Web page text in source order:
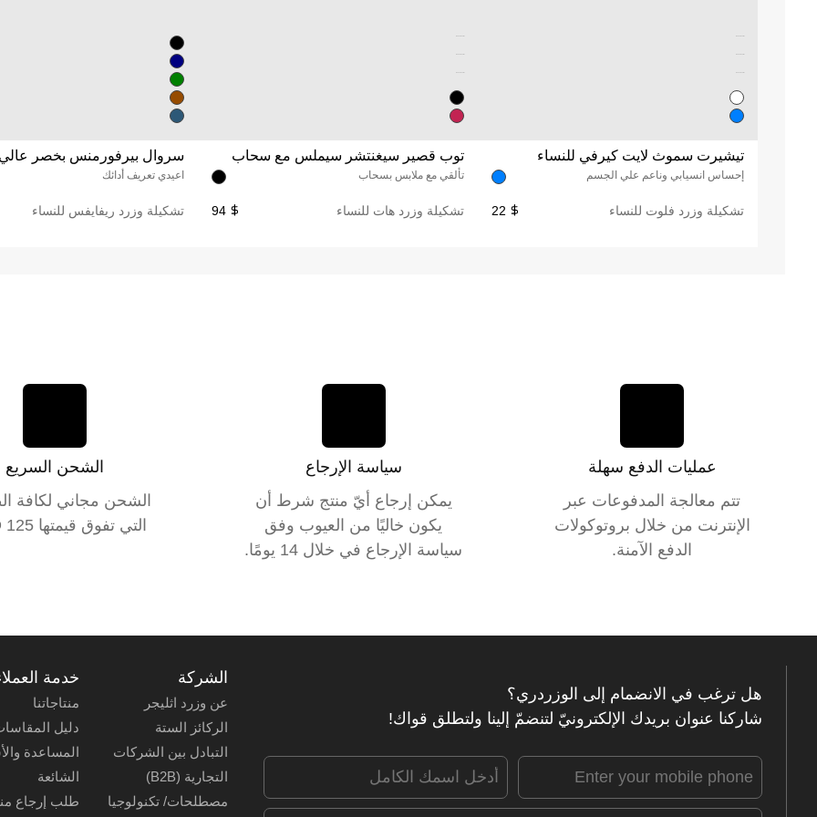
تيشيرت سموث لايت كيرفي للنساء
إحساس انسيابي وناعم علي الجسم
تشكيلة وزرد فلوت للنساء 22
توب قصير سيغنتشر سيملس مع سحاب
تألقي مع ملابس بسحاب
تشكيلة وزرد هات للنساء 94
سروال بيرفورمنس بخصر عالي
اعيدي تعريف أدائك
تشكيلة وزرد ريفايفس للنساء
عمليات الدفع سهلة
تتم معالجة المدفوعات عبر
الإنترنت من خلال بروتوكولات
الدفع الآمنة.
سياسة الإرجاع
يمكن إرجاع أيّ منتج شرط أن
يكون خاليًا من العيوب وفق
سياسة الإرجاع في خلال 14 يومًا.
الشحن السريع
الشحن مجاني لكافة
التي تفوق قيمتها 125 USD.
هل ترغب في الانضمام إلى الوزردري؟
شاركنا عنوان بريدك الإلكترونيّ لتنضمّ إلينا ولتطلق قواك!
الشركة
عن وزرد اثليجر
الركائز الستة
التبادل بين الشركات
التجارية (B2B)
مصطلحات/ تكنولوجيا
خدمة
منتاجاتنا
دليل
المساعدة
الشائعة
طلب إرجاع